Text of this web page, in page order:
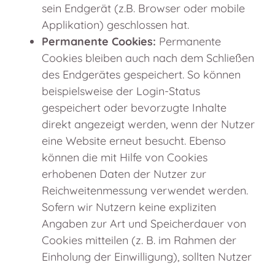
sein Endgerät (z.B. Browser oder mobile
Applikation) geschlossen hat.
Permanente Cookies: Permanente
Cookies bleiben auch nach dem Schließen
des Endgerätes gespeichert. So können
beispielsweise der Login-Status
gespeichert oder bevorzugte Inhalte
direkt angezeigt werden, wenn der Nutzer
eine Website erneut besucht. Ebenso
können die mit Hilfe von Cookies
erhobenen Daten der Nutzer zur
Reichweitenmessung verwendet werden.
Sofern wir Nutzern keine expliziten
Angaben zur Art und Speicherdauer von
Cookies mitteilen (z. B. im Rahmen der
Einholung der Einwilligung), sollten Nutzer